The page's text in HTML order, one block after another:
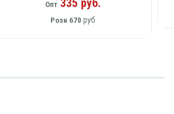
Опт 335 руб.
Розн 670 руб